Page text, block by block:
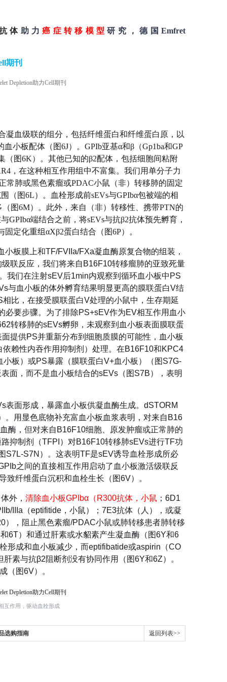
体 助力癌症转移模型研究，德国Emfret
期刊
凝血级联的组分，包括纤维蛋白和纤维蛋白原，以
小板配体（图6J）。GPIb亚基α和β（Gp1ba和GP
（图6K）。其他已知的β2配体，包括细胞间粘附
，在这种相互作用组中不富集。我们用单分子力
常肺或黑色素瘤或PDAC小鼠（非）转移肺的固定
（图6L）。血栓形成前sEVs与GPIbα包被端的相
图6M）。此外，来自（非）转移性、携带PTN的
GPIbα端结合之前，将sEVs与抗β2抗体预先孵育，
固定化重组αXβ2蛋白结合（图6P）。
板膜上和TF/FVIIa/FXa凝血酶原复合物的组装，
联反应，我们将来自B16F10转移瘤肺的亚致死量
我们在注射sEV后1min内观察到循环血小板中PS
与血小板的体外孵育结果明显更高的膜联蛋白V结
比，在接受膜联蛋白V处理的小鼠中，生存期延
要步骤。为了排除PS+sEV作为EV相互作用血小
转移肺的sEVs孵卵，未观察到血小板表面膜联蛋
提供PS并重新分布到细胞质膜的可能性，血小板
赖性内吞作用抑制剂）处理。在B16F10和KPC4
板）或PS暴露（膜联蛋白V+血小板）（图S7G-
面，而不是血小板结合的sEVs（图S7B），表明
面形成，暴露血小板供凝血酶生成。dSTORM
。用显色底物补充富血小板血浆表明，对来自B16
酶，但对来自B16F10细胞、原发肿瘤或正常肺的
抑制剂（TFPI）对B16F10转移肺sEVs进行TF功
S7L-S7N）。这表明TF是sEV诱导血栓形成所必
之间的直接相互作用启动了血小板激活级联反
纤维蛋白沉积和血栓生长（图6V）。
外， 清除血小板GPIbα（R300抗体 ，小鼠 ；6D1
IIIa（eptifitide，小鼠）；7E3抗体（人），或凝
），阻止黑色素瘤/PDAC小鼠或肺转移患者肺转移
6T）和通过肝素或水貂素产生凝血酶（图6Y和6
形成和血小板减少，而eptifibatide或aspirin（CO
素与抗β2阻断剂没有协同作用（图6Y和6Z）。
（图6V）。
互作用，驱动血栓形成
选购指南 返回列表>>